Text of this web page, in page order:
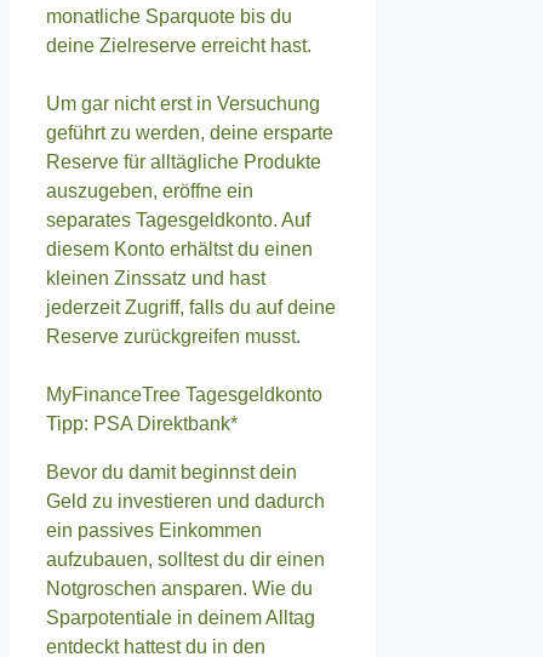
monatliche Sparquote bis du
deine Zielreserve erreicht hast.
Um gar nicht erst in Versuchung
geführt zu werden, deine ersparte
Reserve für alltägliche Produkte
auszugeben, eröffne ein
separates Tagesgeldkonto. Auf
diesem Konto erhältst du einen
kleinen Zinssatz und hast
jederzeit Zugriff, falls du auf deine
Reserve zurückgreifen musst.
MyFinanceTree Tagesgeldkonto
Tipp: PSA Direktbank*
Bevor du damit beginnst dein
Geld zu investieren und dadurch
ein passives Einkommen
aufzubauen, solltest du dir einen
Notgroschen ansparen. Wie du
Sparpotentiale in deinem Alltag
entdeckt hattest du in den